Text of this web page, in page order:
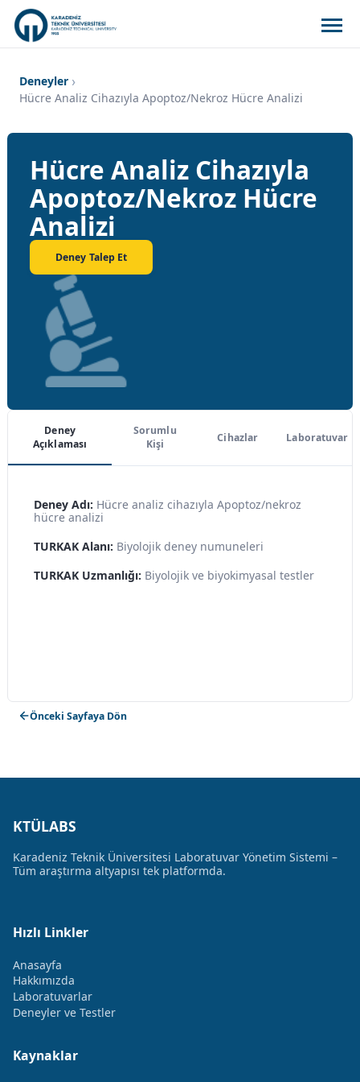
Deneyler
Hücre Analiz Cihazıyla Apoptoz/nekroz Hücre Analizi
Hücre Analiz Cihazıyla
Apoptoz/nekroz Hücre
Analizi
Deney Talep Et
Deney
Açıklaması
Sorumlu
Kişi
Cihazlar Laboratuvar
Deney Adı: Hücre analiz cihazıyla Apoptoz/nekroz
hücre analizi
TURKAK Alanı: Biyolojik deney numuneleri
TURKAK Uzmanlığı: Biyolojik ve biyokimyasal testler
Önceki Sayfaya Dön
KTÜLABS
Karadeniz Teknik Üniversitesi Laboratuvar Yönetim Sistemi –
Tüm araştırma altyapısı tek platformda.
Hızlı Linkler
Anasayfa
Hakkımızda
Laboratuvarlar
Deneyler ve Testler
Kaynaklar